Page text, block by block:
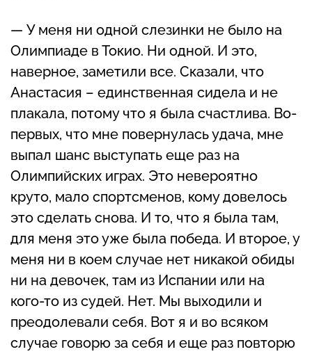
— У меня ни одной слезинки не было на
Олимпиаде в Токио. Ни одной. И это,
наверное, заметили все. Сказали, что
Анастасия – единственная сидела и не
плакала, потому что я была счастлива. Во-
первых, что мне повернулась удача, мне
выпал шанс выступать еще раз на
Олимпийских играх. Это невероятно
круто, мало спортсменов, кому довелось
это сделать снова. И то, что я была там,
для меня это уже была победа. И второе, у
меня ни в коем случае нет никакой обиды
ни на девочек, там из Испании или на
кого-то из судей. Нет. Мы выходили и
преодолевали себя. Вот я и во всяком
случае говорю за себя и еще раз повторю